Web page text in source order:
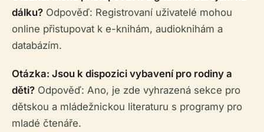
dálku? Odpověď: Registrovaní uživatelé mohou
online přistupovat k e-knihám, audioknihám a
databázím.
Otázka: Jsou k dispozici vybavení pro rodiny a
děti? Odpověď: Ano, je zde vyhrazená sekce pro
dětskou a mládežnickou literaturu s programy pro
mladé čtenáře.